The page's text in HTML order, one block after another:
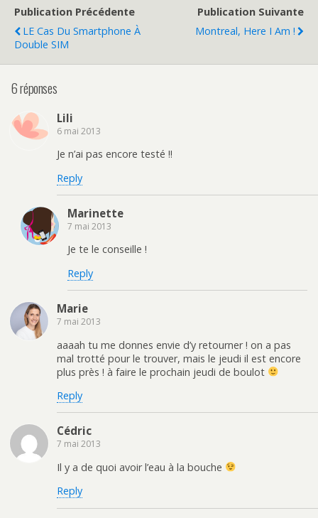
Publication Précédente
LE Cas Du Smartphone À
Double SIM
Publication Suivante
Montreal, Here I Am !
6 réponses
Lili
6 mai 2013
Je n’ai pas encore testé !!
Reply
Marinette
7 mai 2013
Je te le conseille !
Reply
Marie
7 mai 2013
aaaah tu me donnes envie d’y retourner ! on a pas
mal trotté pour le trouver, mais le jeudi il est encore
plus près ! à faire le prochain jeudi de boulot
Reply
Cédric
7 mai 2013
Il y a de quoi avoir l’eau à la bouche
Reply